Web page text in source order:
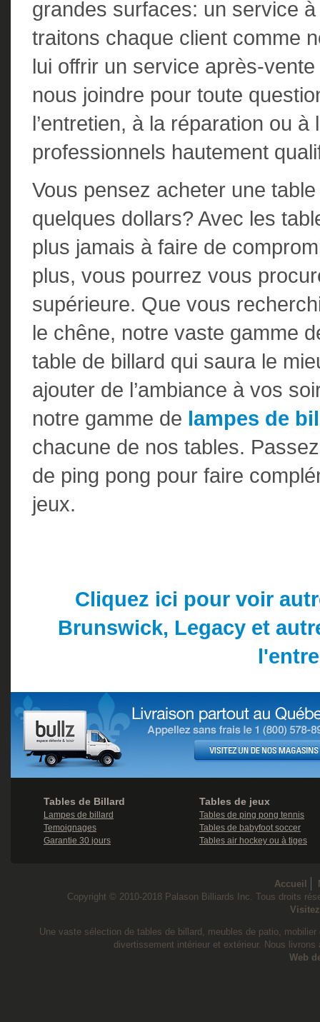
grandes surfaces: un service
traitons chaque client comme
lui offrir un service après-
nous joindre pour toute
l’entretien, à la réparation ou
professionnels hautement
Vous pensez acheter une
quelques dollars? Avec les
plus jamais à faire de
plus, vous pourrez vous
supérieure. Que vous
le chêne, notre vaste gamme
table de billard qui saura le
ajouter de l’ambiance à vos
notre gamme de lampes de
chacune de nos tables.
de ping pong pour faire
jeux.
Cliquez ici pour voir
Brunswick, Legacy et
Tables de Billard
Lampes de billard
Temoignages
Garantie 30 jours
Tables de jeux
Tables de ping pong tennis
Tables de babyfoot soccer
Tables air hockey ou à tiges
Accueil
Copyright © 2010-2018 Palason Billiards Inc. Tous droits
Une vaste sélection de tables de billard, meubles de patio,
divertissement intérieur et extérieur. Nous
Web